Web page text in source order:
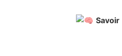
Savoir